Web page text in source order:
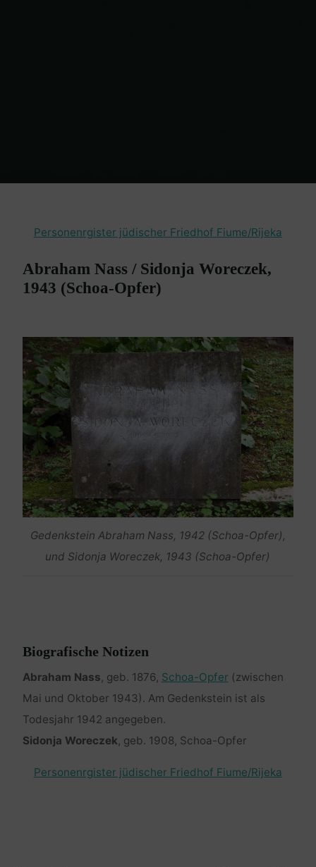
Personenrgister jüdischer Friedhof Fiume/Rijeka
Abraham Nass / Sidonja Woreczek,
1943 (Schoa-Opfer)
Gedenkstein Abraham Nass, 1942 (Schoa-Opfer),
und Sidonja Woreczek, 1943 (Schoa-Opfer)
Biografische Notizen
Abraham Nass, geb. 1876, Schoa-Opfer (zwischen
Mai und Oktober 1943). Am Gedenkstein ist als
Todesjahr 1942 angegeben.
Sidonja Woreczek, geb. 1908, Schoa-Opfer
Personenrgister jüdischer Friedhof Fiume/Rijeka